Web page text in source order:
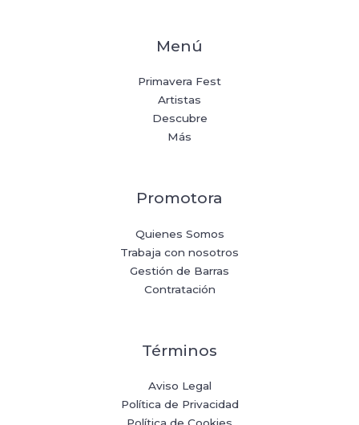
Menú
Primavera Fest
Artistas
Descubre
Más
Promotora
Quienes Somos
Trabaja con nosotros
Gestión de Barras
Contratación
Términos
Aviso Legal
Política de Privacidad
Política de Cookies